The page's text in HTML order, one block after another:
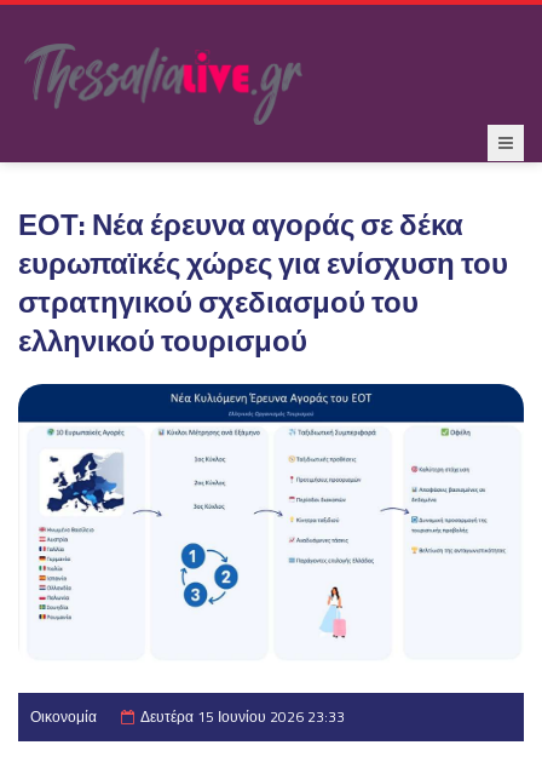
ΕΟΤ: Νέα έρευνα αγοράς σε δέκα
ευρωπαϊκές χώρες για ενίσχυση του
στρατηγικού σχεδιασμού του
ελληνικού τουρισμού
Οικονομία Δευτέρα 15 Ιουνίου 2026 23:33